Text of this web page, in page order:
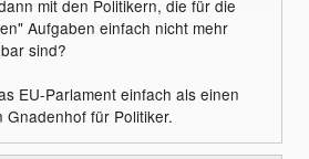
mit den Politikern, die für die
Aufgaben einfach nicht mehr
sind?
EU-Parlament einfach als einen
Gnadenhof für Politiker.